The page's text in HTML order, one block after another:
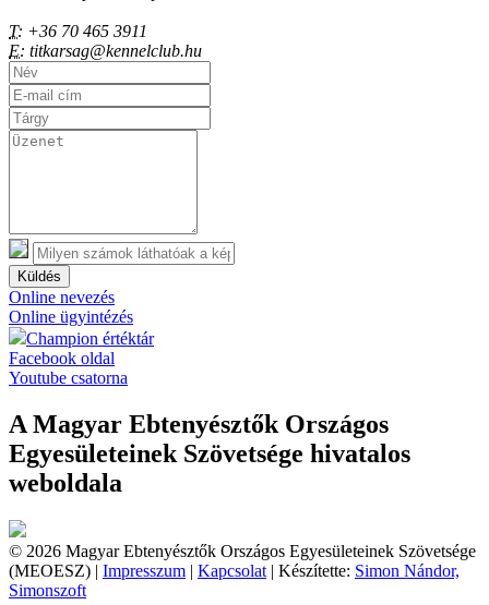
T: +36 70 465 3911
E: titkarsag@kennelclub.hu
Küldés
Online nevezés
Online ügyintézés
Champion értéktár
Facebook oldal
Youtube csatorna
A Magyar Ebtenyésztők Országos
Egyesületeinek Szövetsége hivatalos
weboldala
© 2026 Magyar Ebtenyésztők Országos Egyesületeinek Szövetsége
(MEOESZ) | Impresszum | Kapcsolat | Készítette: Simon Nándor,
Simonszoft